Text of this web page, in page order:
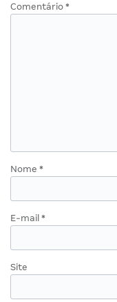
Comentário *
Nome *
E-mail *
Site